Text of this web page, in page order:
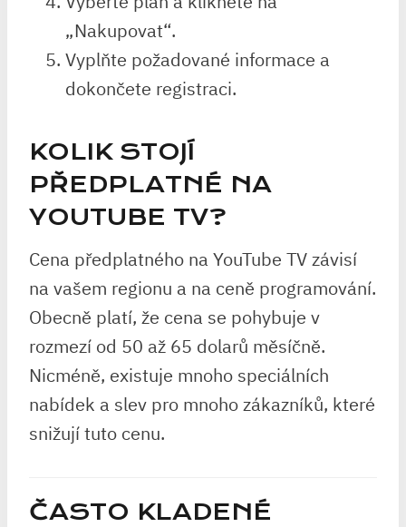
„Nakupovat“.
Vyplňte požadované informace a
dokončete registraci.
KOLIK STOJÍ
PŘEDPLATNÉ NA
YOUTUBE TV?
Cena předplatného na YouTube TV závisí
na vašem regionu a na ceně programování.
Obecně platí, že cena se pohybuje v
rozmezí od 50 až 65 dolarů měsíčně.
Nicméně, existuje mnoho speciálních
nabídek a slev pro mnoho zákazníků, které
snižují tuto cenu.
ČASTO KLADENÉ